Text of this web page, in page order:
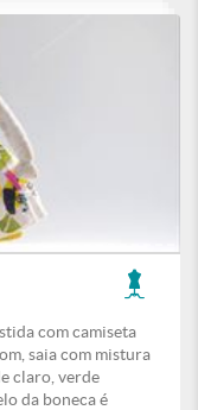
com camiseta
saia com mistura
claro, verde
da boneca é